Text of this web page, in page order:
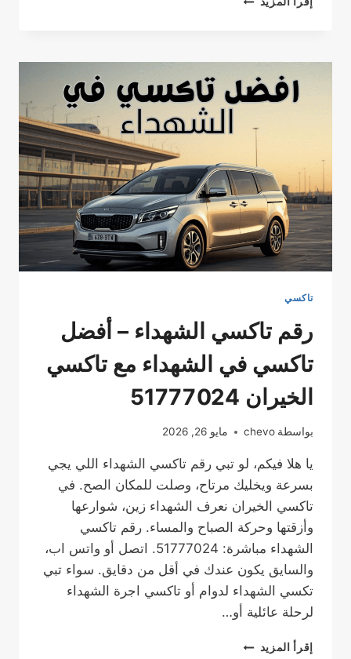
ذكية
ومريحة
مع
تاكسي
الخيران
الكويت
تاكسي
رقم تاكسي الشهداء – أفضل
تاكسي في الشهداء مع تاكسي
الخيران 51777024
بواسطة chevo مايو 26, 2026
يا هلا فيكم، لو تبي رقم تاكسي الشهداء اللي يجي
بسرعة ويخليك مرتاح، وصلت للمكان الصح. في
تاكسي الخيران نعرف الشهداء زين، شوارعها
وأزقتها وحركة الصباح والمساء. رقم تاكسي
الشهداء مباشرة: 51777024. اتصل أو واتس اب،
والسايق يكون عندك في أقل من دقايق. سواء تبي
تكسي الشهداء لدوام أو تاكسي اجرة الشهداء
لرحلة عائلية أو…
إقرأ المزيد رقم